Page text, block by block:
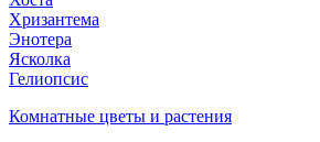
Хризантема
Энотера
Ясколка
Гелиопсис
Комнатные цветы и растения